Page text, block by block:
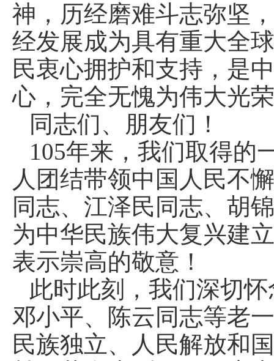
神，历经磨难斗志弥坚
经发展成为具有重大全
民衷心拥护和支持，是
心，完全无愧为伟大光
同志们、朋友们！
105年来，我们取得的
人团结带领中国人民不
同志、江泽民同志、胡
为中华民族伟大复兴建
表示崇高的敬意！
此时此刻，我们深切
邓小平、陈云同志等老
民族独立、人民解放和